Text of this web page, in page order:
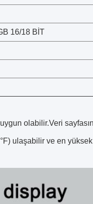
16/18 BİT
olabilir.Veri
ulaşabilir ve en yüksek